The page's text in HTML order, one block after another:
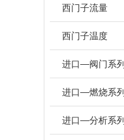
西门子流量
西门子温度
进口—阀门系列
进口—燃烧系列
进口—分析系列